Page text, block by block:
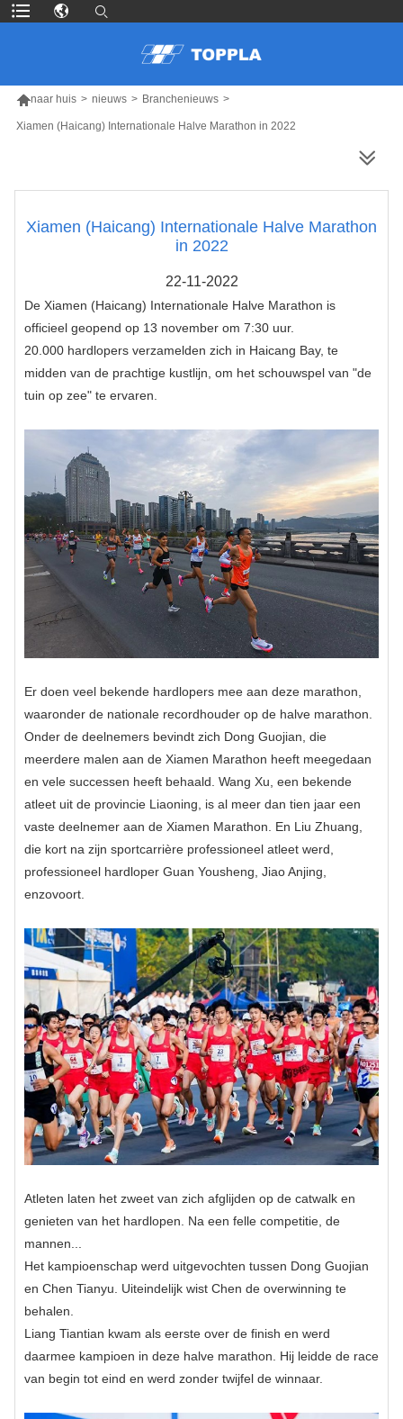
naar huis > nieuws > Branchenieuws >
Xiamen (Haicang) Internationale Halve Marathon in 2022
Xiamen (Haicang) Internationale Halve Marathon
in 2022
22-11-2022
De Xiamen (Haicang) Internationale Halve Marathon is
officieel geopend op 13 november om 7:30 uur.
20.000 hardlopers verzamelden zich in Haicang Bay, te
midden van de prachtige kustlijn, om het schouwspel van "de
tuin op zee" te ervaren.
Er doen veel bekende hardlopers mee aan deze marathon,
waaronder de nationale recordhouder op de halve marathon.
Onder de deelnemers bevindt zich Dong Guojian, die
meerdere malen aan de Xiamen Marathon heeft meegedaan
en vele successen heeft behaald. Wang Xu, een bekende
atleet uit de provincie Liaoning, is al meer dan tien jaar een
vaste deelnemer aan de Xiamen Marathon. En Liu Zhuang,
die kort na zijn sportcarrière professioneel atleet werd,
professioneel hardloper Guan Yousheng, Jiao Anjing,
enzovoort.
Atleten laten het zweet van zich afglijden op de catwalk en
genieten van het hardlopen. Na een felle competitie, de
mannen...
Het kampioenschap werd uitgevochten tussen Dong Guojian
en Chen Tianyu. Uiteindelijk wist Chen de overwinning te
behalen.
Liang Tiantian kwam als eerste over de finish en werd
daarmee kampioen in deze halve marathon. Hij leidde de race
van begin tot eind en werd zonder twijfel de winnaar.